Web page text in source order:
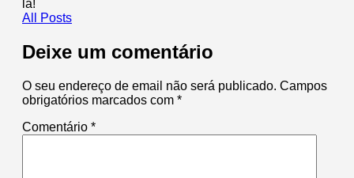
lá!
All Posts
Deixe um comentário
O seu endereço de email não será publicado. Campos
obrigatórios marcados com *
Comentário *